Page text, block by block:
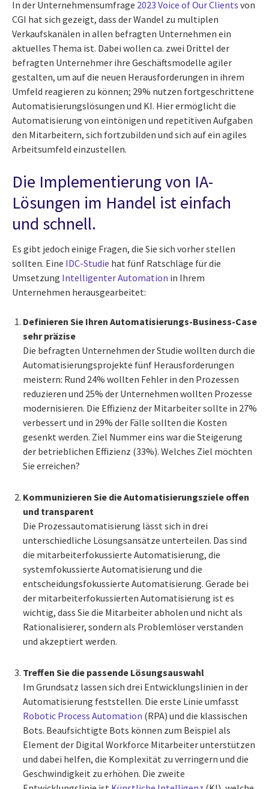
In der Unternehmensumfrage 2023 Voice of Our Clients von
CGI hat sich gezeigt, dass der Wandel zu multiplen
Verkaufskanälen in allen befragten Unternehmen ein
aktuelles Thema ist. Dabei wollen ca. zwei Drittel der
befragten Unternehmer ihre Geschäftsmodelle agiler
gestalten, um auf die neuen Herausforderungen in ihrem
Umfeld reagieren zu können; 29% nutzen fortgeschrittene
Automatisierungslösungen und KI. Hier ermöglicht die
Automatisierung von eintönigen und repetitiven Aufgaben
den Mitarbeitern, sich fortzubilden und sich auf ein agiles
Arbeitsumfeld einzustellen.
Die Implementierung von IA-
Lösungen im Handel ist einfach
und schnell.
Es gibt jedoch einige Fragen, die Sie sich vorher stellen
sollten. Eine IDC-Studie hat fünf Ratschläge für die
Umsetzung Intelligenter Automation in Ihrem
Unternehmen herausgearbeitet:
Definieren Sie Ihren Automatisierungs-Business-Case
sehr präzise
Die befragten Unternehmen der Studie wollten durch die
Automatisierungsprojekte fünf Herausforderungen
meistern: Rund 24% wollten Fehler in den Prozessen
reduzieren und 25% der Unternehmen wollten Prozesse
modernisieren. Die Effizienz der Mitarbeiter sollte in 27%
verbessert und in 29% der Fälle sollten die Kosten
gesenkt werden. Ziel Nummer eins war die Steigerung
der betrieblichen Effizienz (33%). Welches Ziel möchten
Sie erreichen?
Kommunizieren Sie die Automatisierungsziele offen
und transparent
Die Prozessautomatisierung lässt sich in drei
unterschiedliche Lösungsansätze unterteilen. Das sind
die mitarbeiterfokussierte Automatisierung, die
systemfokussierte Automatisierung und die
entscheidungsfokussierte Automatisierung. Gerade bei
der mitarbeiterfokussierten Automatisierung ist es
wichtig, dass Sie die Mitarbeiter abholen und nicht als
Rationalisierer, sondern als Problemlöser verstanden
und akzeptiert werden.
Treffen Sie die passende Lösungsauswahl
Im Grundsatz lassen sich drei Entwicklungslinien in der
Automatisierung feststellen. Die erste Linie umfasst
Robotic Process Automation (RPA) und die klassischen
Bots. Beaufsichtigte Bots können zum Beispiel als
Element der Digital Workforce Mitarbeiter unterstützen
und dabei helfen, die Komplexität zu verringern und die
Geschwindigkeit zu erhöhen. Die zweite